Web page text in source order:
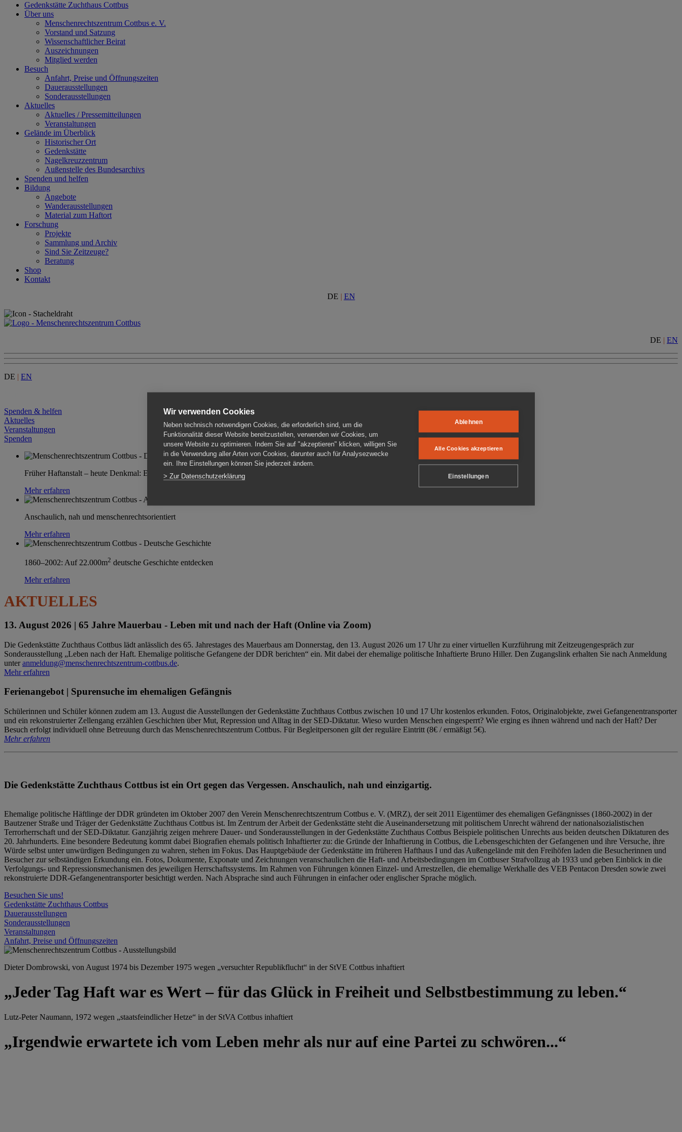
Gedenkstätte Zuchthaus Cottbus
Über uns
Menschenrechtszentrum Cottbus e. V.
Vorstand und Satzung
Wissenschaftlicher Beirat
Auszeichnungen
Mitglied werden
Besuch
Anfahrt, Preise und Öffnungszeiten
Dauerausstellungen
Sonderausstellungen
Aktuelles
Aktuelles / Pressemitteilungen
Veranstaltungen
Gelände im Überblick
Historischer Ort
Gedenkstätte
Nagelkreuzzentrum
Außenstelle des Bundesarchivs
Spenden und helfen
Bildung
Angebote
Wanderausstellungen
Material zum Haftort
Forschung
Projekte
Sammlung und Archiv
Sind Sie Zeitzeuge?
Beratung
Shop
Kontakt
DE | EN
DE | EN
DE | EN
Spenden & helfen
Aktuelles
Veranstaltungen
Spenden
Früher Haftanstalt – heute Denkmal: Einen Ort im Wandel erleben
Mehr erfahren
Anschaulich, nah und menschenrechtsorientiert
Mehr erfahren
1860–2002: Auf 22.000m2 deutsche Geschichte entdecken
Mehr erfahren
AKTUELLES
13. August 2026 | 65 Jahre Mauerbau - Leben mit und nach der Haft (Online via Zoom)
Die Gedenkstätte Zuchthaus Cottbus lädt anlässlich des 65. Jahrestages des Mauerbaus am Donnerstag, den 13. August 2026 um 17 Uhr zu einer virtuellen Kurzführung mit Zeitzeugengespräch zur
Sonderausstellung „Leben nach der Haft. Ehemalige politische Gefangene der DDR berichten“ ein. Mit dabei der ehemalige politische Inhaftierte Bruno Hiller. Den Zugangslink erhalten Sie nach Anmeldung
unteranmeldung@menschenrechtszentrum-cottbus.de.
Mehr erfahren
Ferienangebot | Spurensuche im ehemaligen Gefängnis
Schülerinnen und Schüler können zudem am 13. August die Ausstellungen der Gedenkstätte Zuchthaus Cottbus zwischen 10 und 17 Uhr kostenlos erkunden. Fotos, Originalobjekte, zwei Gefangenentransporter
und ein rekonstruierter Zellengang erzählen Geschichten über Mut, Repression und Alltag in der SED-Diktatur. Wieso wurden Menschen eingesperrt? Wie erging es ihnen während und nach der Haft? Der
Besuch erfolgt individuell ohne Betreuung durch das Menschenrechtszentrum Cottbus. Für Begleitpersonen gilt der reguläre Eintritt (8€ / ermäßigt 5€).
Mehr erfahren
Die Gedenkstätte Zuchthaus Cottbus ist ein Ort gegen das Vergessen. Anschaulich, nah und einzigartig.
Ehemalige politische Häftlinge der DDR gründeten im Oktober 2007 den Verein Menschenrechtszentrum Cottbus e. V. (MRZ), der seit 2011 Eigentümer des ehemaligen Gefängnisses (1860-2002) in der
Bautzener Straße und Träger der Gedenkstätte Zuchthaus Cottbus ist. Im Zentrum der Arbeit der Gedenkstätte steht die Auseinandersetzung mit politischem Unrecht während der nationalsozialistischen
Terrorherrschaft und der SED-Diktatur. Ganzjährig zeigen mehrere Dauer- und Sonderausstellungen in der Gedenkstätte Zuchthaus Cottbus Beispiele politischen Unrechts aus beiden deutschen Diktaturen des
20. Jahrhunderts. Eine besondere Bedeutung kommt dabei Biografien ehemals politisch Inhaftierter zu: die Gründe der Inhaftierung in Cottbus, die Lebensgeschichten der Gefangenen und ihre Versuche, ihre
Würde selbst unter unwürdigen Bedingungen zu wahren, stehen im Fokus. Das Hauptgebäude der Gedenkstätte im früheren Hafthaus I und das Außengelände mit den Freihöfen laden die Besucherinnen und
Besucher zur selbständigen Erkundung ein. Fotos, Dokumente, Exponate und Zeichnungen veranschaulichen die Haft- und Arbeitsbedingungen im Cottbuser Strafvollzug ab 1933 und geben Einblick in die
Verfolgungs- und Repressionsmechanismen des jeweiligen Herrschaftssystems. Im Rahmen von Führungen können Einzel- und Arrestzellen, die ehemalige Werkhalle des VEB Pentacon Dresden sowie zwei
rekonstruierte DDR-Gefangenentransporter besichtigt werden. Nach Absprache sind auch Führungen in einfacher oder englischer Sprache möglich.
Besuchen Sie uns!
Gedenkstätte Zuchthaus Cottbus
Dauerausstellungen
Sonderausstellungen
Veranstaltungen
Anfahrt, Preise und Öffnungszeiten
Dieter Dombrowski, von August 1974 bis Dezember 1975 wegen „versuchter Republikflucht“ in der StVE Cottbus inhaftiert
„Jeder Tag Haft war es Wert – für das Glück in Freiheit und Selbstbestimmung zu leben.“
Lutz-Peter Naumann, 1972 wegen „staatsfeindlicher Hetze“ in der StVA Cottbus inhaftiert
„Irgendwie erwartete ich vom Leben mehr als nur auf eine Partei zu schwören...“
Wir verwenden Cookies
Neben technisch notwendigen Cookies, die erforderlich sind, um die
Funktionalität dieser Website bereitzustellen, verwenden wir Cookies, um
unsere Website zu optimieren. Indem Sie auf "akzeptieren" klicken, willigen Sie
in die Verwendung aller Arten von Cookies, darunter auch für Analysezwecke
ein. Ihre Einstellungen können Sie jederzeit ändern.
> Zur Datenschutzerklärung
Ablehnen
Alle Cookies akzeptieren
Einstellungen